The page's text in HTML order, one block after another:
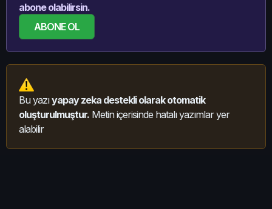
abone olabilirsin.
ABONE OL
Bu yazıyapay zeka destekli olarak otomatik
oluşturulmuştur. Metin içerisinde hatalı yazımlar yer
alabilir